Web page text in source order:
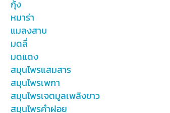
กุ้ง
หมาร่า
แมลงสาบ
มดลี่
มดแดง
สมุนไพรแสมสาร
สมุนไพรเพกา
สมุนไพรเจตมูลเพลิงขาว
สมุนไพรคำฝอย